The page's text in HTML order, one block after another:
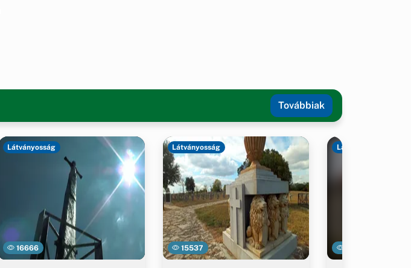
Továbbiak
16666
Látványosság
15537
Látványosság Látványosság